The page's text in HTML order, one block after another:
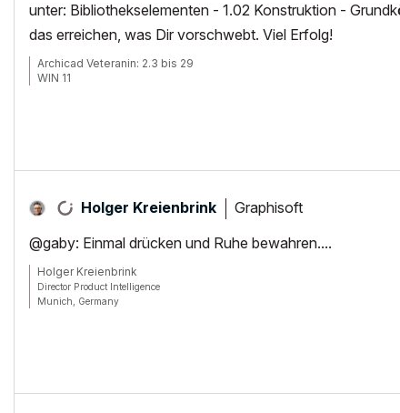
unter: Bibliothekselementen - 1.02 Konstruktion -
das erreichen, was Dir vorschwebt. Viel Erfolg!
Archicad Veteranin: 2.3 bis 29
WIN 11
Holger Kreienbrink Graphisoft
@gaby: Einmal drücken und Ruhe bewahren....
Holger Kreienbrink
Director Product Intelligence
Munich, Germany